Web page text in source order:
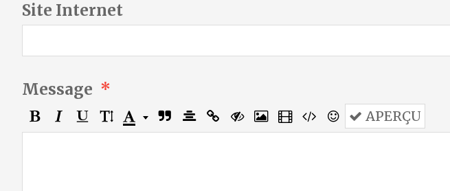
Site Internet
Message
APERÇU